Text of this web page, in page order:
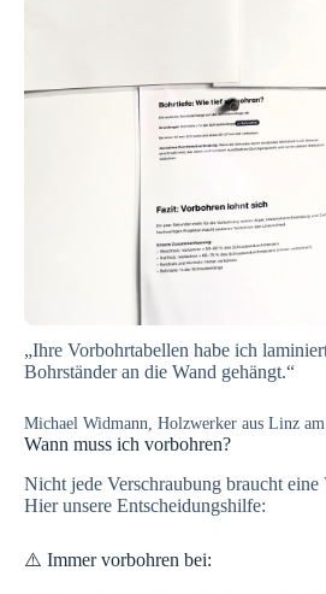
„Ihre Vorbohrtabellen habe ich
Bohrständer an die Wand gehängt.“
Michael Widmann, Holzwerker aus Linz
Wann muss ich vorbohren?
Nicht jede Verschraubung braucht eine
Hier unsere Entscheidungshilfe:
⚠️ Immer vorbohren bei: